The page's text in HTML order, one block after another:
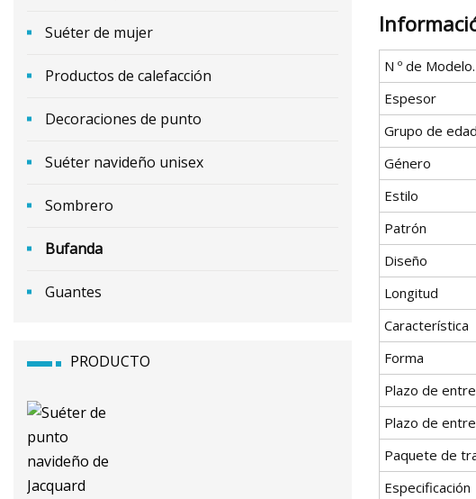
Suéter de mujer
Productos de calefacción
Decoraciones de punto
Suéter navideño unisex
Sombrero
Bufanda
Guantes
PRODUCTO
N º de Modelo.
Espesor
Grupo de edad
Género
Estilo
Patrón
Diseño
Longitud
Característica
Forma
Plazo de
Plazo de
Paquete de
Especificación